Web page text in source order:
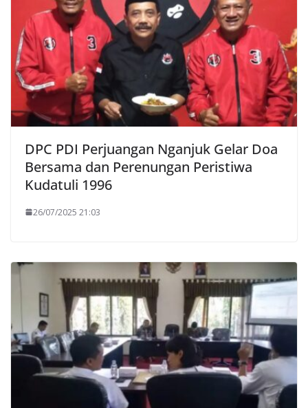
DPC PDI Perjuangan Nganjuk Gelar Doa
Bersama dan Perenungan Peristiwa
Kudatuli 1996
26/07/2025 21:03